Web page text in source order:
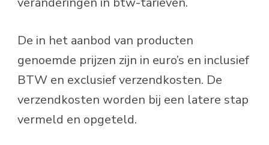
De in het aanbod van producten
genoemde prijzen zijn in euro’s en inclusief
BTW en exclusief verzendkosten. De
verzendkosten worden bij een latere stap
vermeld en opgeteld.